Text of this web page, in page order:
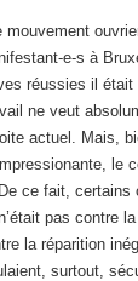
mouvement
e-s à
réussies il était
ne veut
actuel. Mais,
le
ce fait, certains
pas contre
la réparition
surtout,